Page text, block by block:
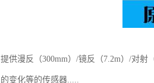
提供漫反（300mm）/镜反（7.2m）/对
的变化等的传感器.....